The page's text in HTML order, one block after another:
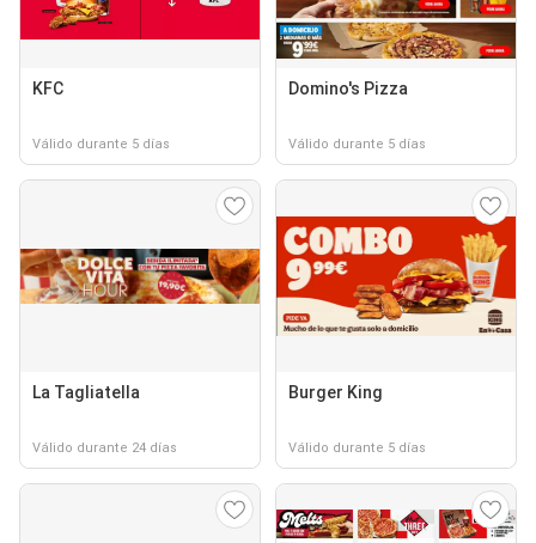
KFC
Válido durante 5 días
Domino's Pizza
Válido durante 5 días
La Tagliatella
Válido durante 24 días
Burger King
Válido durante 5 días